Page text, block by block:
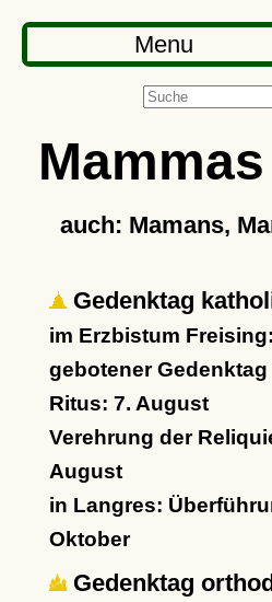
Menu
Mammas
auch: Mamans,
Gedenktag
im Erzbistum
gebotener Gedenktag
Ritus: 7. August
Verehrung der
August
in Langres:
Oktober
Gedenktag